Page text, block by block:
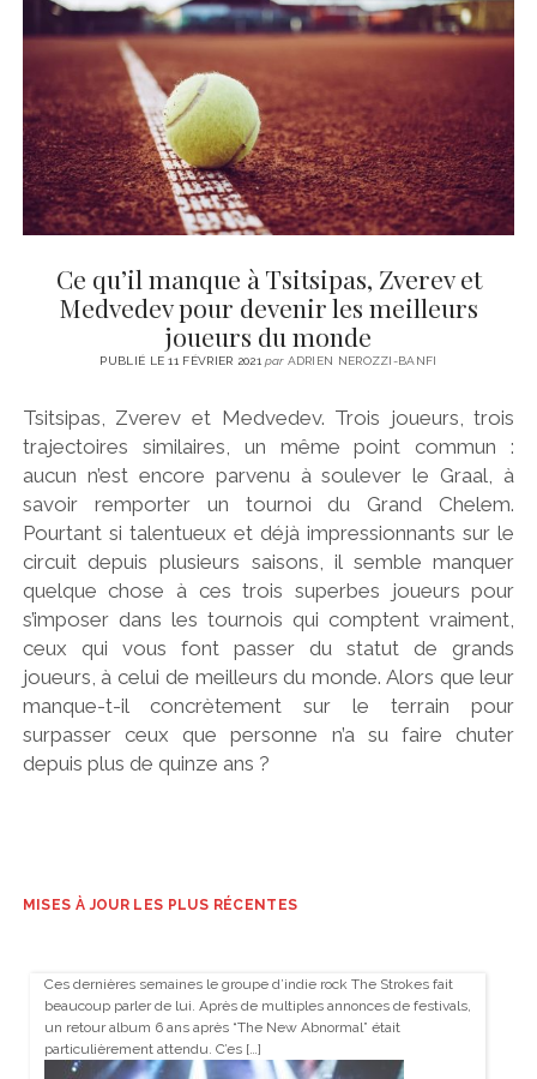
CINÉMA
LITTÉRATURE
ÉCONOMIE
MÉDIAS
SANTÉ
instagram
emailemail-
form
Ce qu’il manque à Tsitsipas, Zverev et
Medvedev pour devenir les meilleurs
joueurs du monde
PUBLIÉ LE 11 FÉVRIER 2021parADRIEN NEROZZI-BANFI
Tsitsipas, Zverev et Medvedev. Trois joueurs, trois
trajectoires similaires, un même point commun :
aucun n’est encore parvenu à soulever le Graal, à
savoir remporter un tournoi du Grand Chelem.
Pourtant si talentueux et déjà impressionnants sur le
circuit depuis plusieurs saisons, il semble manquer
quelque chose à ces trois superbes joueurs pour
s’imposer dans les tournois qui comptent vraiment,
ceux qui vous font passer du statut de grands
joueurs, à celui de meilleurs du monde. Alors que leur
manque-t-il concrètement sur le terrain pour
surpasser ceux que personne n’a su faire chuter
depuis plus de quinze ans ?
MISES À JOUR LES PLUS RÉCENTES
Ces dernières semaines le groupe d’indie rock The Strokes fait
beaucoup parler de lui. Après de multiples annonces de festivals,
un retour album 6 ans après “The New Abnormal” était
particulièrement attendu. C’es […]